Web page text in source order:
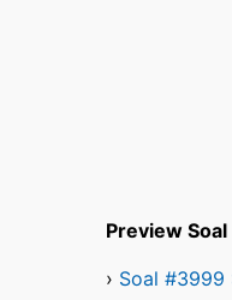
Preview Soal
› Soal #3999